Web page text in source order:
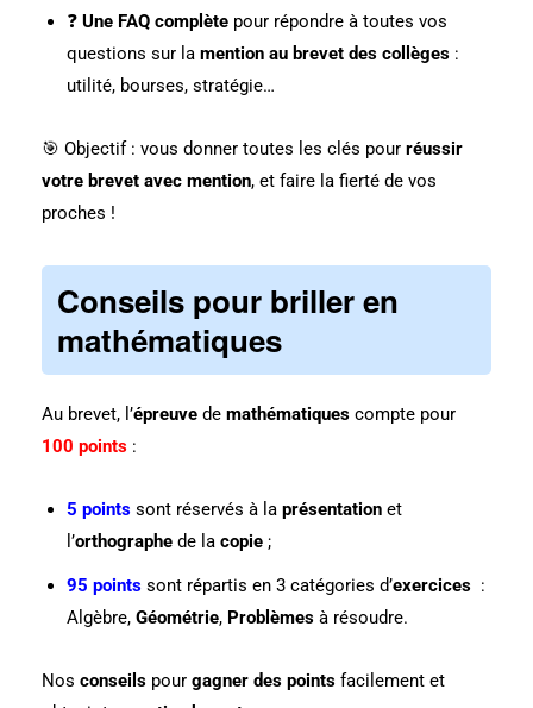
❓ Une FAQ complète pour répondre à toutes vos
questions sur la mention au brevet des collèges :
utilité, bourses, stratégie…
🎯 Objectif : vous donner toutes les clés pour réussir
votre brevet avec mention, et faire la fierté de vos
proches !
Conseils pour briller en
mathématiques
Au brevet, l’épreuve de mathématiques compte pour
100 points :
5 points sont réservés à la présentation et
l’orthographe de la copie ;
95 points sont répartis en 3 catégories d’exercices :
Algèbre, Géométrie, Problèmes à résoudre.
Nos conseils pour gagner des points facilement et